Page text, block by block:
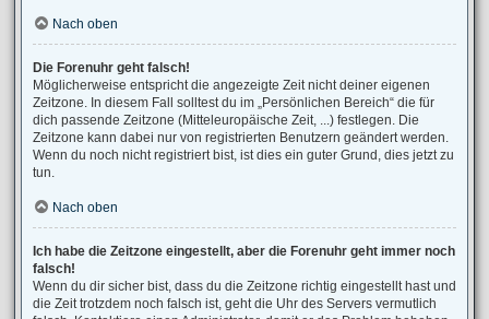
Nach oben
Die Forenuhr geht falsch!
Möglicherweise entspricht die angezeigte Zeit nicht deiner eigenen
Zeitzone. In diesem Fall solltest du im „Persönlichen Bereich“ die für
dich passende Zeitzone (Mitteleuropäische Zeit, ...) festlegen. Die
Zeitzone kann dabei nur von registrierten Benutzern geändert werden.
Wenn du noch nicht registriert bist, ist dies ein guter Grund, dies jetzt zu
tun.
Nach oben
Ich habe die Zeitzone eingestellt, aber die Forenuhr geht immer noch
falsch!
Wenn du dir sicher bist, dass du die Zeitzone richtig eingestellt hast und
die Zeit trotzdem noch falsch ist, geht die Uhr des Servers vermutlich